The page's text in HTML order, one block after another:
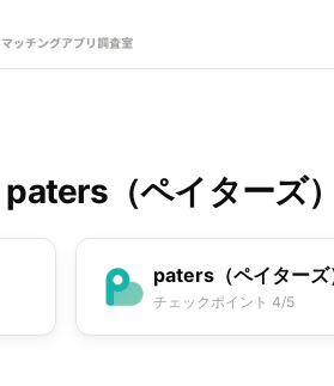
paters（ペイターズ
paters（ペイターズ
チェックポイント 4/5